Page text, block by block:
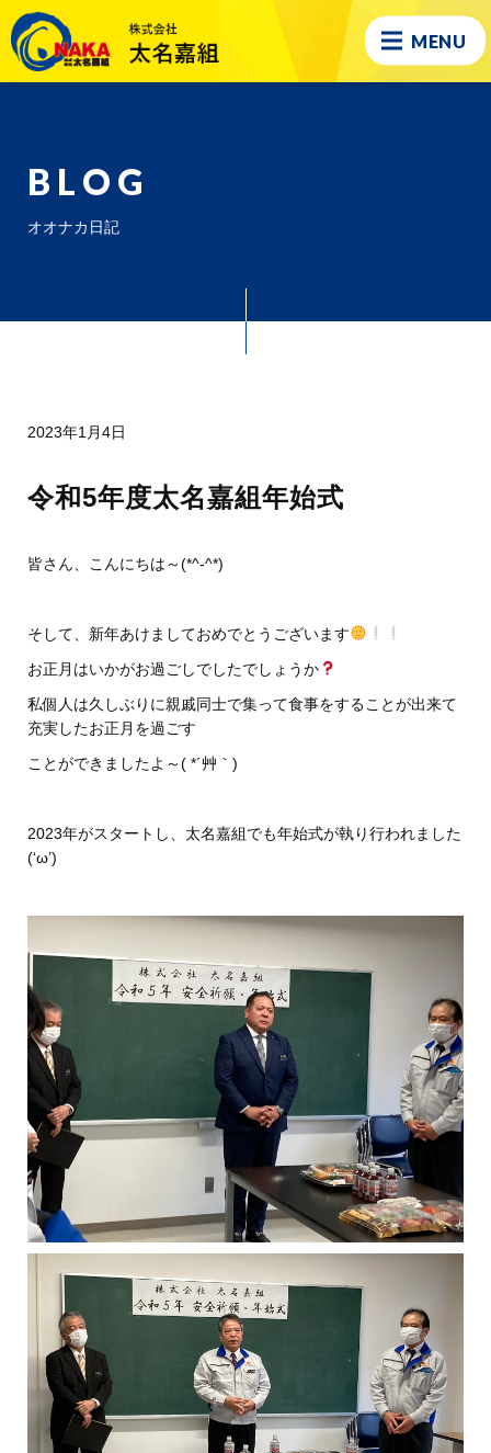
MENU
BLOG
オオナカ日記
2023年1月4日
令和5年度太名嘉組年始式
皆さん、こんにちは～(*^-^*)
そして、新年あけましておめでとうございます
お正月はいかがお過ごしでしたでしょうか
私個人は久しぶりに親戚同士で集って食事をすることが出来て
充実したお正月を過ごす
ことができましたよ～( *´艸｀)
2023年がスタートし、太名嘉組でも年始式が執り行われました
(‘ω’)